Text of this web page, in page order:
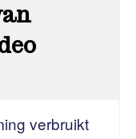
verbruikt